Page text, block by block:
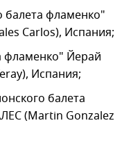
балета фламенко"
Carlos), Испания;
фламенко" Йерай
Испания;
балета
(Martin Gonzalez